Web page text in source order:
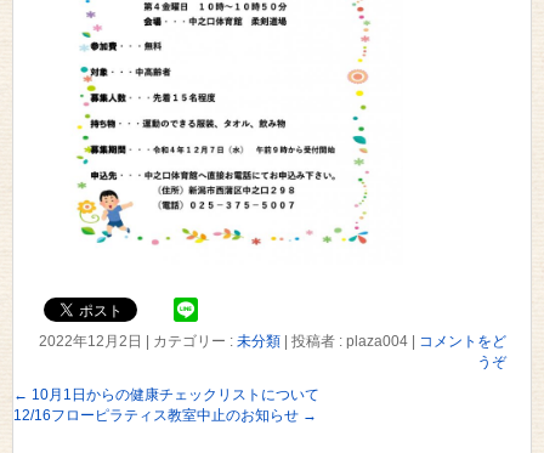
2022年12月2日 カテゴリー : 未分類 投稿者 : plaza004
コメントをど
うぞ
← 10月1日からの健康チェックリストについて
12/16フローピラティス教室中止のお知らせ →